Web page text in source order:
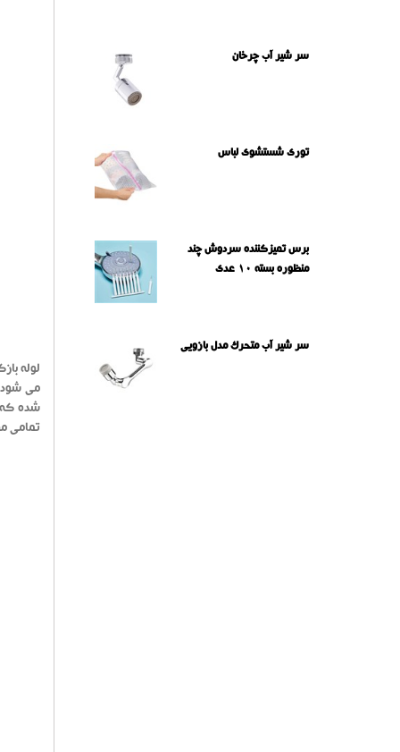
لوله
شده که
تمامی
سر شیر آب چرخان
توری شستشوی لباس
برس تمیزکننده سردوش چند
منظوره بسته 10 عدی
سر شیر آب متحرک مدل بازویی